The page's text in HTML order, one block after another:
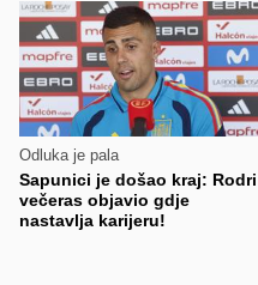
Odluka je pala
Sapunici je došao kraj: Rodri
večeras objavio gdje
nastavlja karijeru!